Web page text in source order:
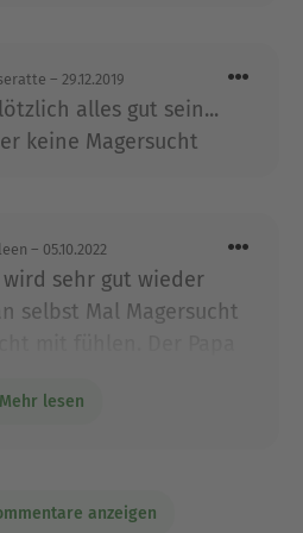
– 29.12.2019
alles gut sein...
keine Magersucht
– 05.10.2022
sehr gut wieder
selbst Mal Magersucht
sehr gut zu
Mehr lesen
anzeigen